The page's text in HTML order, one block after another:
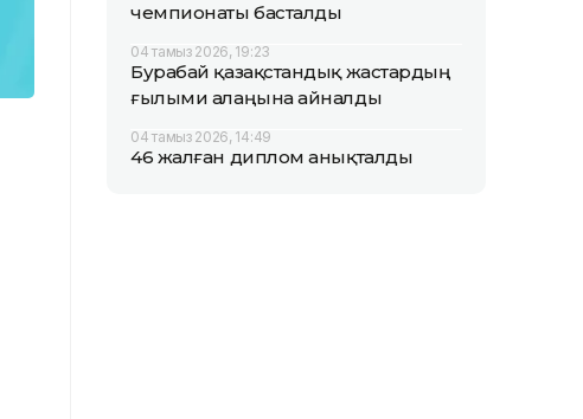
чемпионаты басталды
04 тамыз 2026, 19:23
Бурабай қазақстандық жастардың
ғылыми алаңына айналды
04 тамыз 2026, 14:49
46 жалған диплом анықталды